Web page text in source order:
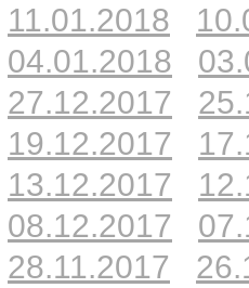
11.01.2018
04.01.2018
27.12.2017
19.12.2017
13.12.2017
08.12.2017
28.11.2017